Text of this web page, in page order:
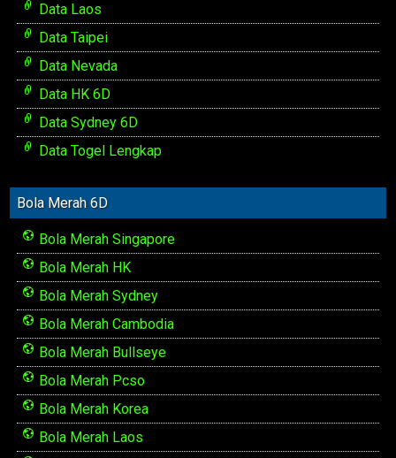
Data Laos
Data Taipei
Data Nevada
Data HK 6D
Data Sydney 6D
Data Togel Lengkap
Bola Merah 6D
Bola Merah Singapore
Bola Merah HK
Bola Merah Sydney
Bola Merah Cambodia
Bola Merah Bullseye
Bola Merah Pcso
Bola Merah Korea
Bola Merah Laos